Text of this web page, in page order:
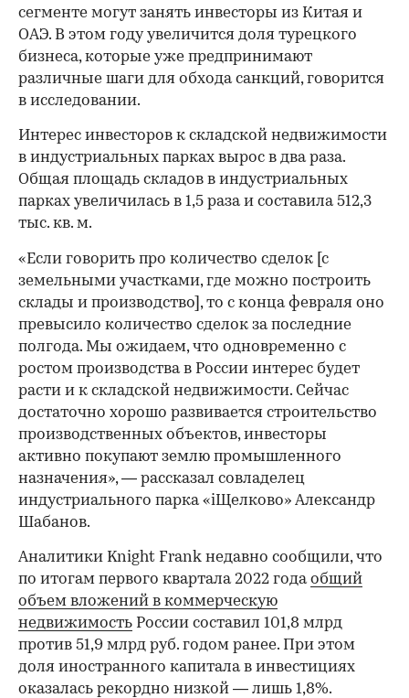
сегменте могут занять инвесторы из Китая и
ОАЭ. В этом году увеличится доля турецкого
бизнеса, которые уже предпринимают
различные шаги для обхода санкций, говорится
в исследовании.
Интерес инвесторов к складской недвижимости
в индустриальных парках вырос в два раза.
Общая площадь складов в индустриальных
парках увеличилась в 1,5 раза и составила 512,3
тыс. кв. м.
00:00 / 00:00
«Если говорить про количество сделок [с
земельными участками, где можно построить
склады и производство], то с конца февраля оно
превысило количество сделок за последние
полгода. Мы ожидаем, что одновременно с
ростом производства в России интерес будет
расти и к складской недвижимости. Сейчас
достаточно хорошо развивается строительство
производственных объектов, инвесторы
активно покупают землю промышленного
назначения», — рассказал совладелец
индустриального парка «iЩелково» Александр
Шабанов.
Аналитики Knight Frank недавно сообщили, что
по итогам первого квартала 2022 годаобщий
объем вложений в коммерческую
недвижимость России составил 101,8 млрд
против 51,9 млрд руб. годом ранее. При этом
доля иностранного капитала в инвестициях
оказалась рекордно низкой — лишь 1,8%.